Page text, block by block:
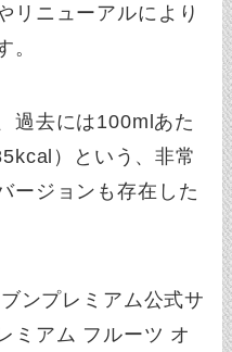
リニューアルにより
。
過去には100mlあた
）という、非常
ージョンも存在した
ンプレミアム公式サ
ミアム フルーツ オ